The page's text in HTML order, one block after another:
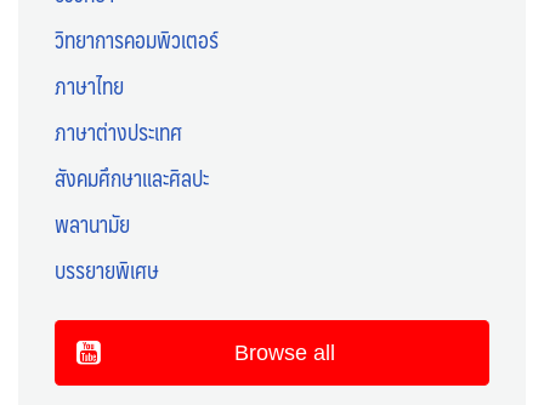
วิทยาการคอมพิวเตอร์
ภาษาไทย
ภาษาต่างประเทศ
สังคมศึกษาและศิลปะ
พลานามัย
บรรยายพิเศษ
Browse all